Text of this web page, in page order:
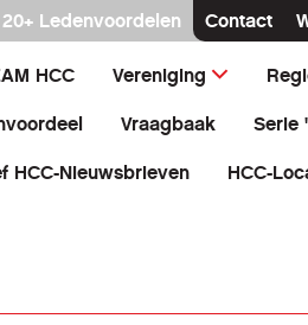
20+ Ledenvoordelen Contact
HCC Vereniging
Vraagbaak Serie
HCC-Nieuwsbrieven HCC-